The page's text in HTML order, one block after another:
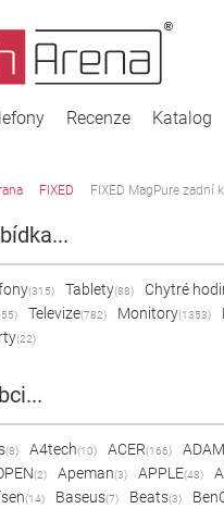
Recenze Katalog
FIXED FIXED MagPure
(315) Tablety(88) Chytré
Televize(782) Monitory(1353)
(22)
(8) A4tech(10) ACER(166)
(2) Apeman(3) APPLE(48)
(14) Baseus(7) Beats(3)